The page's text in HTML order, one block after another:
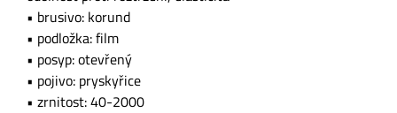
• brusivo: korund
• podložka: film
• posyp: otevřený
• pojivo: pryskyřice
• zrnitost: 40-2000